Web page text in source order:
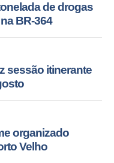
de drogas
BR-364
sessão itinerante
organizado
Velho